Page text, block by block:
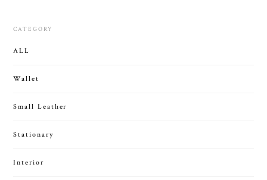
CATEGORY
ALL
Wallet
Small Leather
Stationary
Interior